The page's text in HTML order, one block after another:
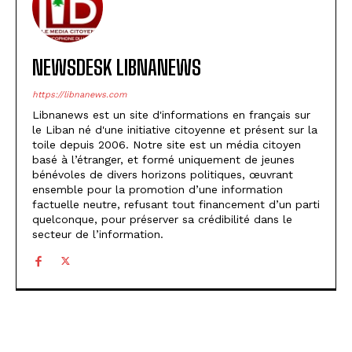
NEWSDESK LIBNANEWS
https://libnanews.com
Libnanews est un site d'informations en français sur
le Liban né d'une initiative citoyenne et présent sur la
toile depuis 2006. Notre site est un média citoyen
basé à l’étranger, et formé uniquement de jeunes
bénévoles de divers horizons politiques, œuvrant
ensemble pour la promotion d’une information
factuelle neutre, refusant tout financement d’un parti
quelconque, pour préserver sa crédibilité dans le
secteur de l’information.